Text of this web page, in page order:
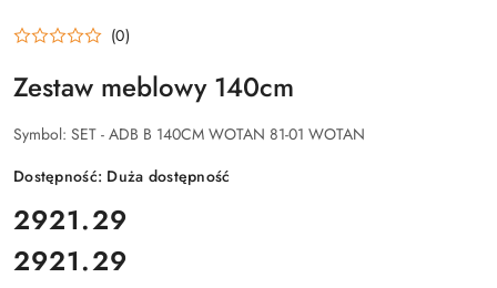
(0)
Zestaw meblowy 140cm
Symbol: SET - ADB B 140CM WOTAN 81-01 WOTAN
Dostępność: Duża dostępność
cena:
2921.29
Cena:
2921.29